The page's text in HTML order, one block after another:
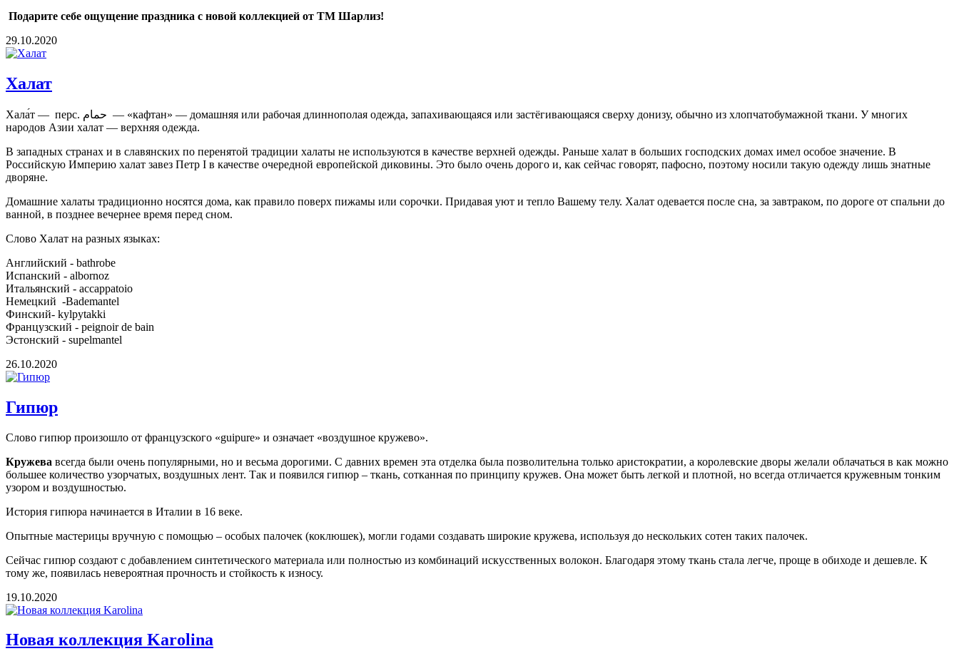
Подарите себе ощущение праздника с новой коллекцией от ТМ Шарлиз!
29.10.2020
Халат
Хала́т — перс. حمام ‎ — «кафтан» — домашняя или рабочая длиннополая одежда, запахивающаяся или застёгивающаяся сверху донизу, обычно из хлопчатобумажной ткани. У многих
народов Азии халат — верхняя одежда.
В западных странах и в славянских по перенятой традиции халаты не используются в качестве верхней одежды. Раньше халат в больших господских домах имел особое значение. В
Российскую Империю халат завез Петр I в качестве очередной европейской диковины. Это было очень дорого и, как сейчас говорят, пафосно, поэтому носили такую одежду лишь знатные
дворяне.
Домашние халаты традиционно носятся дома, как правило поверх пижамы или сорочки. Придавая уют и тепло Вашему телу. Халат одевается после сна, за завтраком, по дороге от спальни до
ванной, в позднее вечернее время перед сном.
Слово Халат на разных языках:
Английский - bathrobe
Испанский - albornoz
Итальянский - accappatoio
Немецкий -Bademantel
Финский- kylpytakki
Французский - peignoir de bain
Эстонский - supelmantel
26.10.2020
Гипюр
Слово гипюр произошло от французского «guipure» и означает «воздушное кружево».
Кружева всегда были очень популярными, но и весьма дорогими. С давних времен эта отделка была позволительна только аристократии, а королевские дворы желали облачаться в как можно
большее количество узорчатых, воздушных лент. Так и появился гипюр – ткань, сотканная по принципу кружев. Она может быть легкой и плотной, но всегда отличается кружевным тонким
узором и воздушностью.
История гипюра начинается в Италии в 16 веке.
Опытные мастерицы вручную с помощью – особых палочек (коклюшек), могли годами создавать широкие кружева, используя до нескольких сотен таких палочек.
Сейчас гипюр создают с добавлением синтетического материала или полностью из комбинаций искусственных волокон. Благодаря этому ткань стала легче, проще в обиходе и дешевле. К
тому же, появилась невероятная прочность и стойкость к износу.
19.10.2020
Новая коллекция Karolina